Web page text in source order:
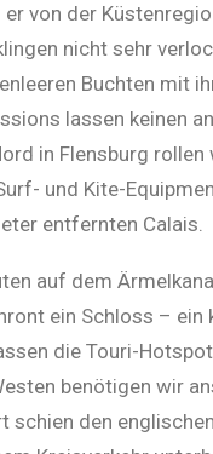
er von der
nicht sehr
Buchten mit
lassen keinen
in Flensburg
und Kite-
entfernten Calais.
auf dem
ein Schloss –
die Touri-
benötigen wir
schien den